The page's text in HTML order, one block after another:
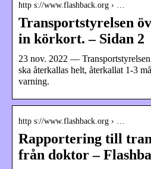
http s://www.flashback.org › …
Transportstyrelsen
in körkort. – Sidan 2
23 nov. 2022 —
ska återkallas helt, återkallat 1-3
varning.
http s://www.flashback.org › …
Rapportering till
från doktor –